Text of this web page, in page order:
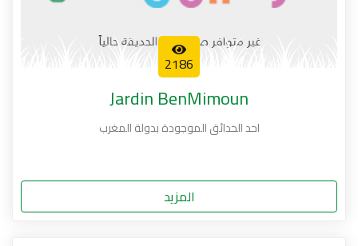
2186
Jardin BenMimoun
احد الحدائق الموجودة بدولة المغرب
المزيد